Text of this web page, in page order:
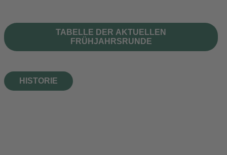
TABELLE DER AKTUELLEN
FRÜHJAHRSRUNDE
HISTORIE